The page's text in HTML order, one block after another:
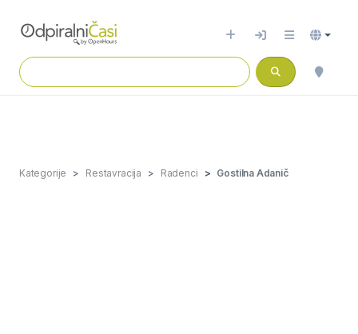
Kategorije Restavracija Radenci Gostilna Adanič